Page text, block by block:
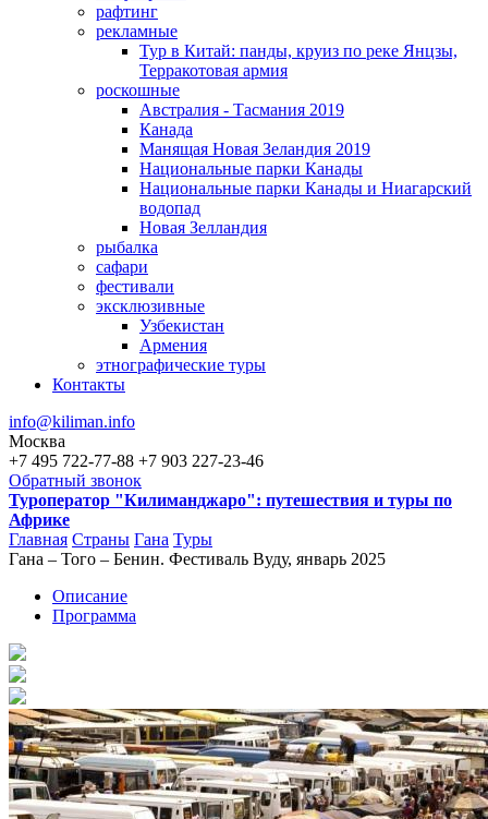
рафтинг
рекламные
Тур в Китай: панды, круиз по реке Янцзы,
Терракотовая армия
роскошные
Австралия - Тасмания 2019
Канада
Манящая Новая Зеландия 2019
Национальные парки Канады
Национальные парки Канады и Ниагарский
водопад
Новая Зелландия
рыбалка
сафари
фестивали
эксклюзивные
Узбекистан
Армения
этнографические туры
Контакты
info@kiliman.info
Москва
+7 495 722-77-88 +7 903 227-23-46
Обратный звонок
Туроператор "Килиманджаро": путешествия и туры по
Африке
Вы здесь
Главная Страны Гана Туры
Гана – Того – Бенин. Фестиваль Вуду, январь 2025
Описание
Программа